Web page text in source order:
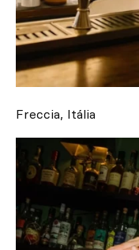
Freccia, Itália